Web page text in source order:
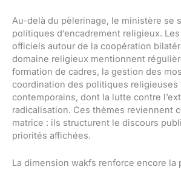
Au-delà du pèlerinage, le ministère se
politiques d’encadrement religieux.
officiels autour de la coopération
domaine religieux mentionnent
formation de cadres, la gestion des
coordination des politiques religieuses
contemporains, dont la lutte contre
radicalisation. Ces thèmes reviennent
matrice : ils structurent le discours
priorités affichées.
La dimension wakfs renforce encore la